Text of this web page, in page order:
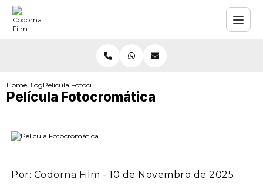
HomeBlogPelícula Fotocromática
Película Fotocromática
Por: Codorna Film - 10 de Novembro de 2025